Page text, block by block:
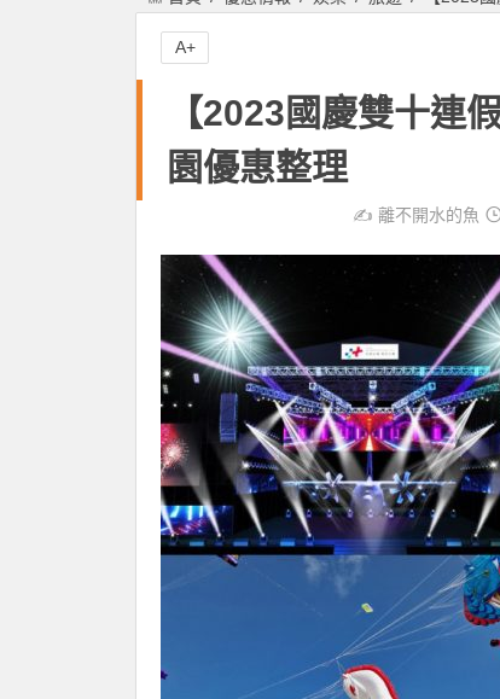
【2023國慶雙十連
園優惠整理
✍️離不開水的魚
A+